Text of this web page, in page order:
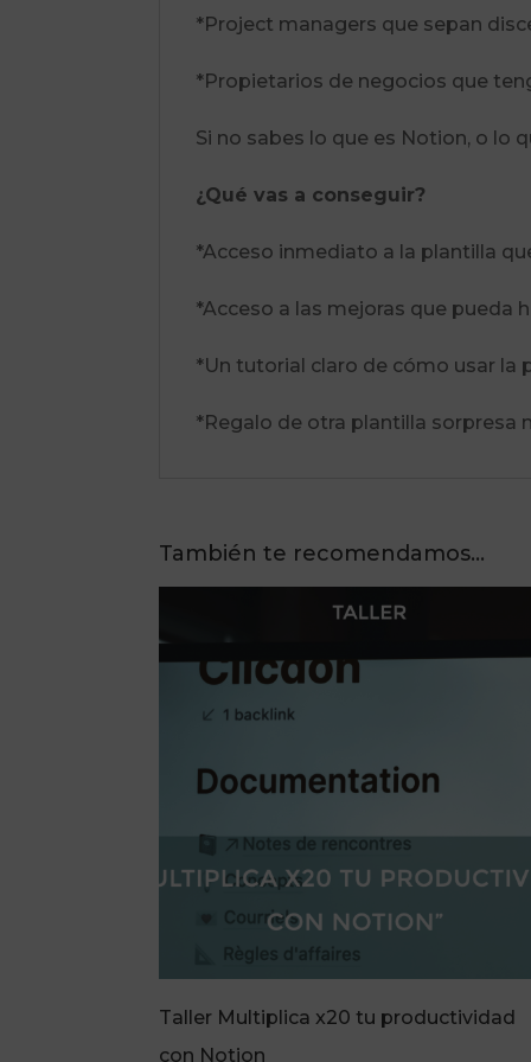
*Project managers que sepan
*Propietarios de negocios que
Si no sabes lo que es Notion, o lo
¿Qué vas a conseguir?
*Acceso inmediato a la plantilla
*Acceso a las mejoras que pueda
*Un tutorial claro de cómo usar la
*Regalo de otra plantilla sorpresa
También te recomendamos…
Taller Multiplica x20 tu productividad
con Notion